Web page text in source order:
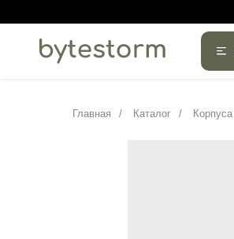
Главная / Каталог / Корпуса